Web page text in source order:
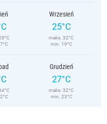
Wrzesień
25°C
maks. 32°C
min. 19°C
Grudzień
27°C
maks. 32°C
min. 23°C